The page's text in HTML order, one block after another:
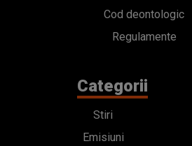
Cod deontologic
Regulamente
Categorii
Stiri
Emisiuni